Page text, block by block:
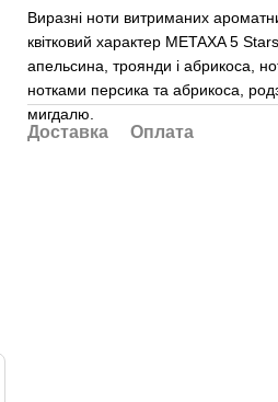
Виразні ноти витриманих
квітковий характер METAXA 5
апельсина, троянди і абрикоса,
нотками персика та абрикоса,
мигдалю.
Доставка Оплата